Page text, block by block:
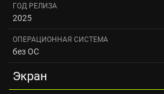
ГОД РЕЛИЗА
2025
ОПЕРАЦИОННАЯ СИСТЕМА
без ОС
Экран